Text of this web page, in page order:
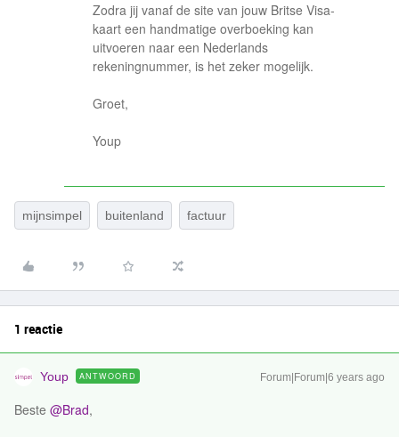
Zodra jij vanaf de site van jouw Britse Visa-
kaart een handmatige overboeking kan
uitvoeren naar een Nederlands
rekeningnummer, is het zeker mogelijk.
Groet,
Youp
mijnsimpel buitenland factuur
1 reactie
Youp ANTWOORD Forum|Forum|6 years ago
Beste @Brad,